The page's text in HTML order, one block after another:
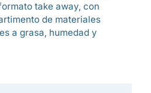
take away, con
de materiales
a grasa, humedad y